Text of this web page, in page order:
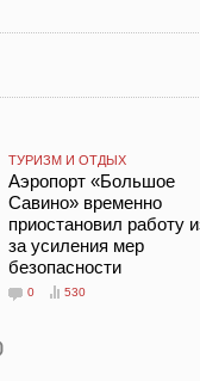
ТУРИЗМ И ОТДЫХ
Аэропорт «Большое
Савино» временно
приостановил работу
за усиления мер
безопасности
0 530